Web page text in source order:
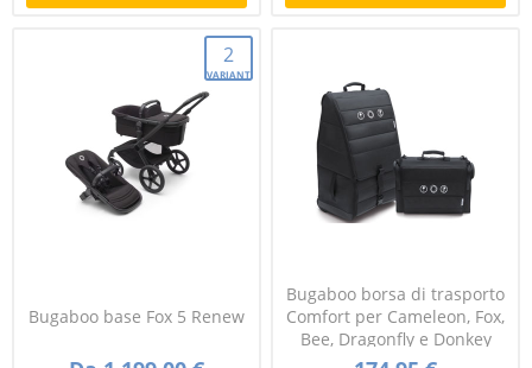
2
VARIANTI
Bugaboo base Fox 5 Renew
Bugaboo borsa di trasporto
Comfort per Cameleon, Fox,
Bee, Dragonfly e Donkey